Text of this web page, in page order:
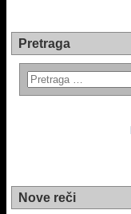
Pretraga
Nove reči